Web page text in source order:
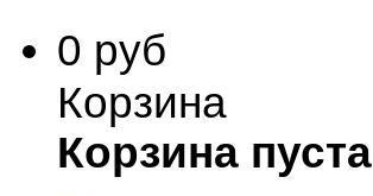
0 руб
Корзина
Корзина пуста